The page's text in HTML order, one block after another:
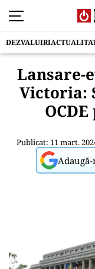
DEZVALUIRI
Lansare-
Victoria:
Publicat: 11 mart.